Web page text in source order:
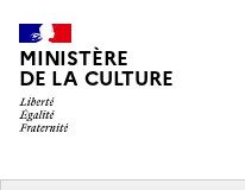
MINISTÈRE
DE LA CULTURE